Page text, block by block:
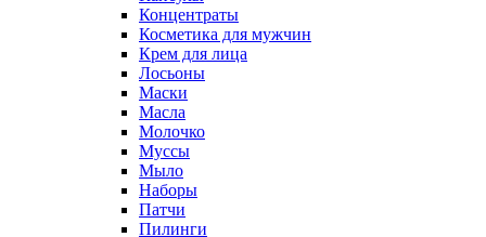
Концентраты
Косметика для мужчин
Крем для лица
Лосьоны
Маски
Масла
Молочко
Муссы
Мыло
Наборы
Патчи
Пилинги